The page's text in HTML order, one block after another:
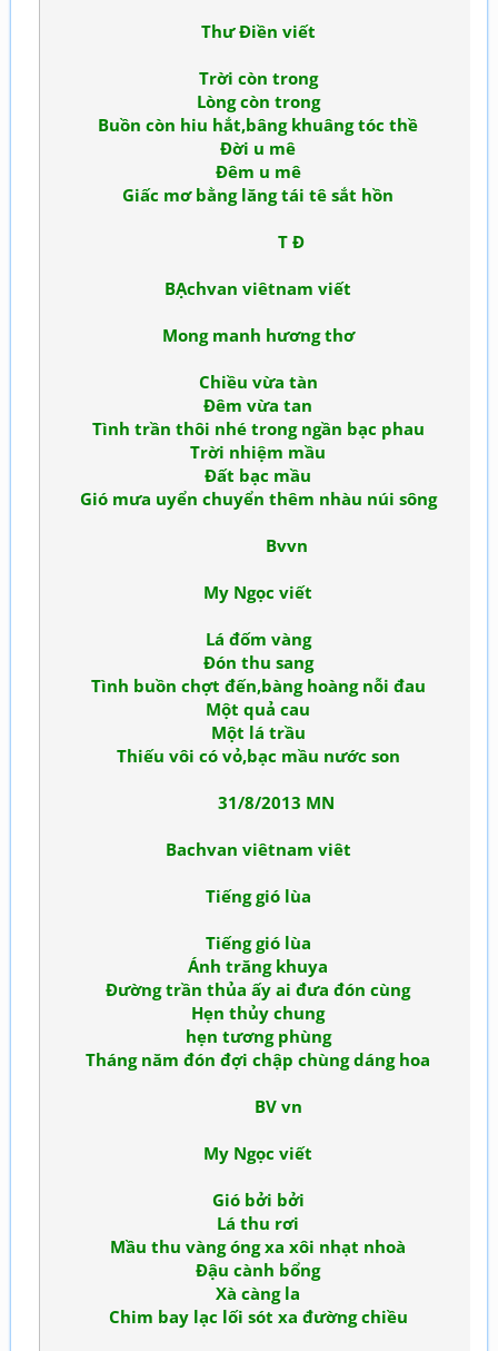
Thư Điền viết
Trời còn trong
Lòng còn trong
Buồn còn hiu hắt,bâng khuâng tóc thề
Đời u mê
Đêm u mê
Giấc mơ bằng lăng tái tê sắt hồn
T Đ
BẠchvan viêtnam viết
Mong manh hương thơ
Chiều vừa tàn
Đêm vừa tan
Tình trần thôi nhé trong ngần bạc phau
Trời nhiệm mầu
Đất bạc mầu
Gió mưa uyển chuyển thêm nhàu núi sông
Bvvn
My Ngọc viết
Lá đốm vàng
Đón thu sang
Tình buồn chợt đến,bàng hoàng nỗi đau
Một quả cau
Một lá trầu
Thiếu vôi có vỏ,bạc mầu nước son
31/8/2013 MN
Bachvan viêtnam viêt
Tiếng gió lùa
Tiếng gió lùa
Ánh trăng khuya
Đường trần thủa ấy ai đưa đón cùng
Hẹn thủy chung
hẹn tương phùng
Tháng năm đón đợi chập chùng dáng hoa
BV vn
My Ngọc viết
Gió bởi bởi
Lá thu rơi
Mầu thu vàng óng xa xôi nhạt nhoà
Đậu cành bổng
Xà càng la
Chim bay lạc lối sót xa đường chiều